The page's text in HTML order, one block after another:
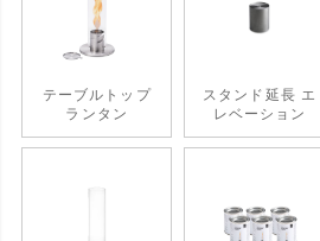
テーブルトップ
ランタン
スタンド延長 エ
レベーション